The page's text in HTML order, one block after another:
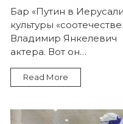
Бар «Путин в
культуры
Владимир Янкелевич
актера. Вот он…
Read More